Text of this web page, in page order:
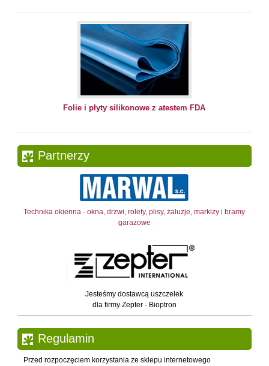
Folie i płyty silikonowe z atestem FDA
Partnerzy
Technika okienna - okna, drzwi, rolety, plisy, żaluzje, markizy i bramy
garażowe
Jesteśmy dostawcą uszczelek
dla firmy Zepter - Bioptron
Regulamin
Przed rozpoczęciem korzystania ze sklepu internetowego